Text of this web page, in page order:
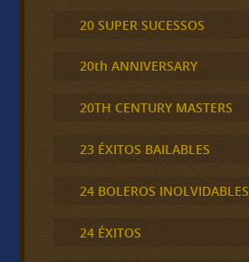
20 SUPER SUCESSOS
20th ANNIVERSARY
20TH CENTURY MASTERS
23 ÉXITOS BAILABLES
24 BOLEROS INOLVIDABLES
24 ÉXITOS